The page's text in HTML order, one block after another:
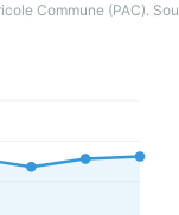
Commune (PAC).